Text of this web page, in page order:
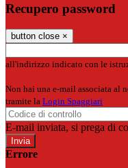
Recupero password
button close ×
all'indirizzo indicato con le
Non hai una e-mail associata al
tramite la Login Spaggiari
E-mail inviata, si prega di
Errore